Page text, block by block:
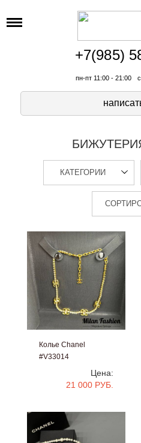
+7(985)
пн-пт 11:00 - 21:00
КАТЕГОРИИ
Колье Chanel
#V33014
Цена:
21 000 РУБ.